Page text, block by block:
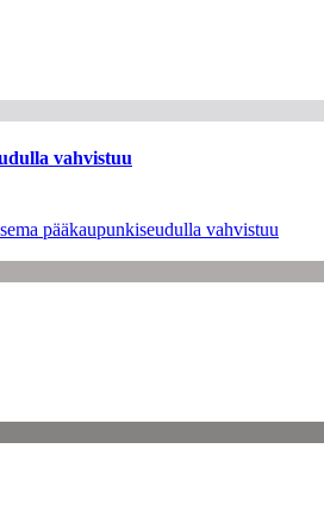
vahvistuu
pääkaupunkiseudulla vahvistuu